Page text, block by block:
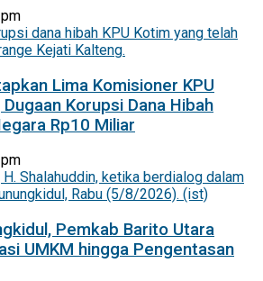
Lima Komisioner KPU
Korupsi Dana Hibah
Rp10 Miliar
Pemkab Barito Utara
UMKM hingga Pengentasan